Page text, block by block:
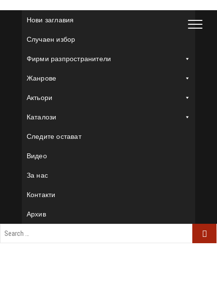
Нови заглавия
Случаен избор
Фирми разпространители
Жанрове
Актьори
Каталози
Следите остават
Видео
За нас
Контакти
Архив